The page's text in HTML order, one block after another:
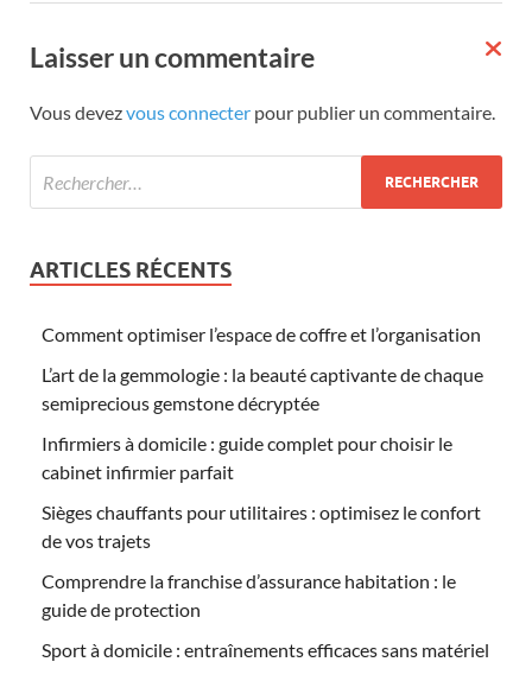
Laisser un commentaire
Vous devezvous connecter pour publier un commentaire.
ARTICLES RÉCENTS
Comment optimiser l’espace de coffre et l’organisation
L’art de la gemmologie : la beauté captivante de chaque
semiprecious gemstone décryptée
Infirmiers à domicile : guide complet pour choisir le
cabinet infirmier parfait
Sièges chauffants pour utilitaires : optimisez le confort
de vos trajets
Comprendre la franchise d’assurance habitation : le
guide de protection
Sport à domicile : entraînements efficaces sans matériel